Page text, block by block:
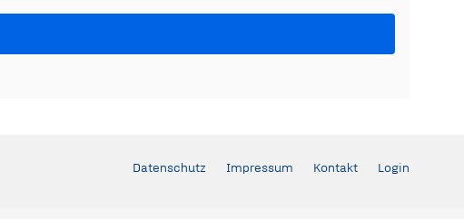
Datenschutz Impressum Kontakt Login